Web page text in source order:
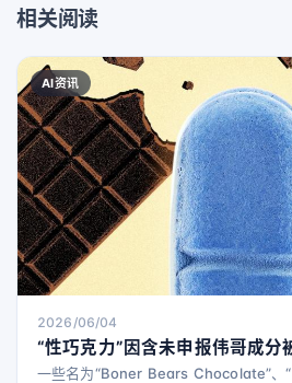
相关阅读
AI资讯
2026/06/04
“性巧克力”因含未申报伟哥成分
一些名为“Boner Bears Chocolate”、